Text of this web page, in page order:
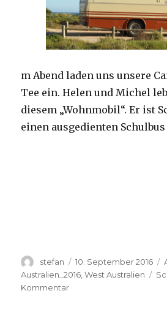
m Abend laden uns unsere
Tee ein. Helen und Michel
diesem „Wohnmobil“. Er ist
einen ausgedienten Schulbus
Autor
stefan
Veröffentlicht
am
10. September 2016
Australien_2016 ,West Australien
Kommentarzu